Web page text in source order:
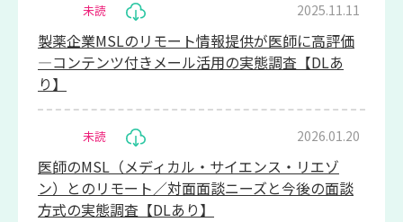
未読
製薬企業MSLのリモート情報提供が医師に高評価
―コンテンツ付きメール活用の実態調査【DLあ
り】
2025.11.11
未読
医師のMSL（メディカル・サイエンス・リエゾ
ン）とのリモート／対面面談ニーズと今後の面談
方式の実態調査【DLあり】
2026.01.20